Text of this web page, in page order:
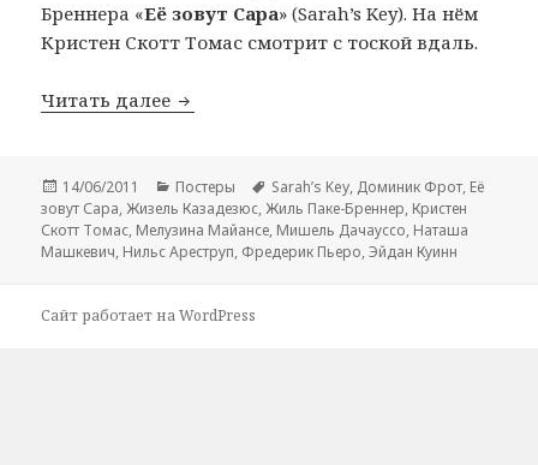
Бреннера «Её зовут Сара» (Sarah’s Key). На нём
Кристен Скотт Томас смотрит с тоской вдаль.
Читать далее Постер «Её зовут Сара» (Sarah’s Key)
Опубликовано
14/06/2011 Рубрики
Постеры Метки
Sarah’s Key, Доминик Фрот, Её
зовут Сара,Жизель Казадезюс,Жиль Паке-Бреннер, Кристен
Скотт Томас, Мелузина Майансе, Мишель Дачауссо, Наташа
Машкевич, Нильс Ареструп, Фредерик Пьеро,Эйдан Куинн
Сайт работает на WordPress